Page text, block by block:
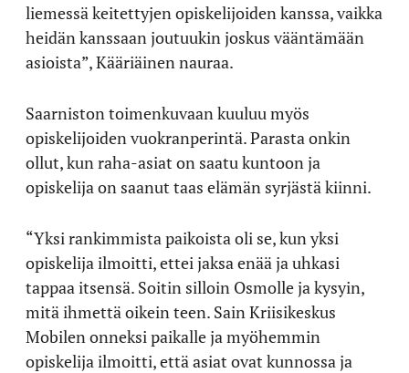
liemessä keitettyjen opiskelijoiden kanssa, vaikka
heidän kanssaan joutuukin joskus vääntämään
asioista”, Kääriäinen nauraa.
Saarniston toimenkuvaan kuuluu myös
opiskelijoiden vuokranperintä. Parasta onkin
ollut, kun raha-asiat on saatu kuntoon ja
opiskelija on saanut taas elämän syrjästä kiinni.
“Yksi rankimmista paikoista oli se, kun yksi
opiskelija ilmoitti, ettei jaksa enää ja uhkasi
tappaa itsensä. Soitin silloin Osmolle ja kysyin,
mitä ihmettä oikein teen. Sain Kriisikeskus
Mobilen onneksi paikalle ja myöhemmin
opiskelija ilmoitti, että asiat ovat kunnossa ja